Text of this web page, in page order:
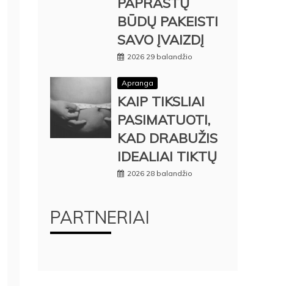
BŪDŲ PAKEISTI
SAVO ĮVAIZDĮ
2026 29 balandžio
Apranga
KAIP TIKSLIAI
PASIMATUOTI,
KAD DRABUŽIS
IDEALIAI TIKTŲ
2026 28 balandžio
PARTNERIAI